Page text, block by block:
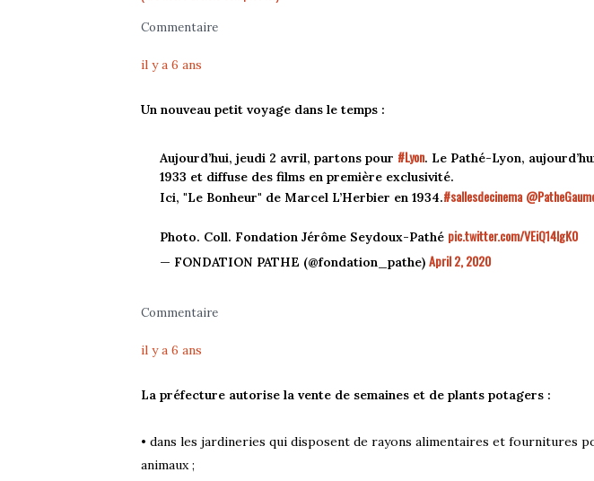
Commentaire
il y a 6 ans
Un nouveau petit voyage dans le temps :
Aujourd’hui, jeudi 2 avril, partons pour #Lyon. Le Pathé-Lyon,
1933 et diffuse des films en première exclusivité.
Ici, "Le Bonheur" de Marcel L’Herbier en 1934.#sallesdecinema
Photo. Coll. Fondation Jérôme Seydoux-Pathé pic.twitter.com/VEiQ14IgK0
— FONDATION PATHE (@fondation_pathe) April 2, 2020
Commentaire
il y a 6 ans
La préfecture autorise la vente de semaines et de plants potagers :
• dans les jardineries qui disposent de rayons alimentaires et fournitures
animaux ;